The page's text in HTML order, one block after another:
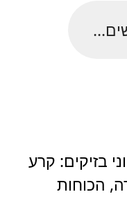
בזיקים: קרע
הכוחות